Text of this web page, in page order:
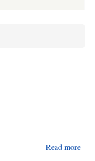
Read more